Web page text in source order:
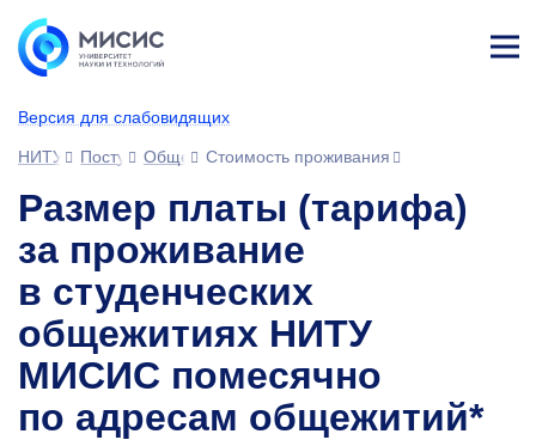
Версия для слабовидящих
НИТУ МИСИСПоступающим
ОбщежитиеСтоимость проживания
Размер платы (тарифа)
за проживание
в студенческих
общежитиях НИТУ
МИСИС помесячно
по адресам общежитий*